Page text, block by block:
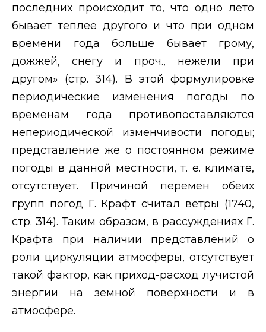
последних происходит то, что одно лето
бывает теплее другого и что при одном
времени года больше бывает грому,
дожжей, снегу и проч., нежели при
другом» (стр. 314). В этой формулировке
периодические изменения погоды по
временам года противопоставляются
непериодической изменчивости погоды;
представление же о постоянном режиме
погоды в данной местности, т. е. климате,
отсутствует. Причиной перемен обеих
групп погод Г. Крафт считал ветры (1740,
стр. 314). Таким образом, в рассуждениях Г.
Крафта при наличии представлений о
роли циркуляции атмосферы, отсутствует
такой фактор, как приход-расход лучистой
энергии на земной поверхности и в
атмосфере.